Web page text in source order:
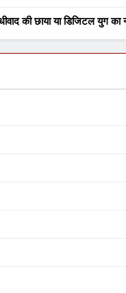
की छाया या डिजिटल युग का